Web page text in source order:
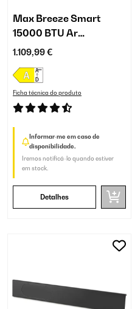
Max Breeze Smart
15000 BTU Ar
condicionado portátil
1.109,99 €
Ficha técnica do produto
Informar-me em caso de
disponibilidade.
Iremos notificá-lo quando estiver
em stock.
Detalhes